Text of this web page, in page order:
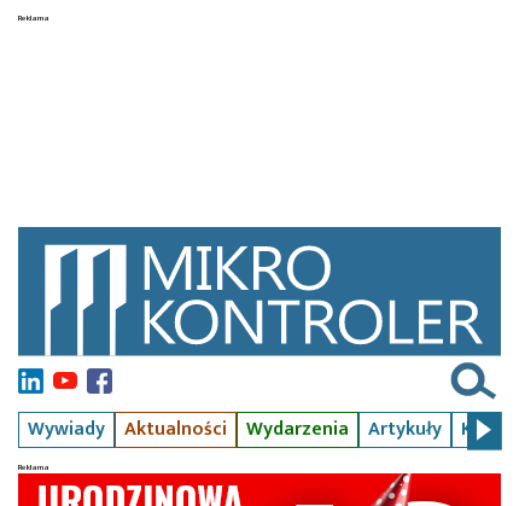
Wywiady Aktualności Wydarzenia Artykuły Kursy